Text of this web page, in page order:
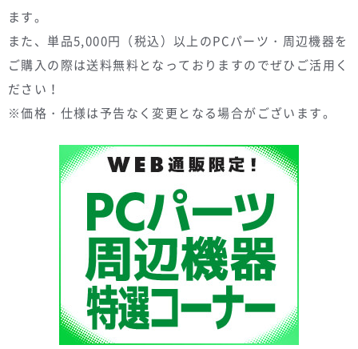
ます。
また、単品5,000円（税込）以上のPCパーツ・周辺機器を
ご購入の際は送料無料となっておりますのでぜひご活用く
ださい！
※価格・仕様は予告なく変更となる場合がございます。